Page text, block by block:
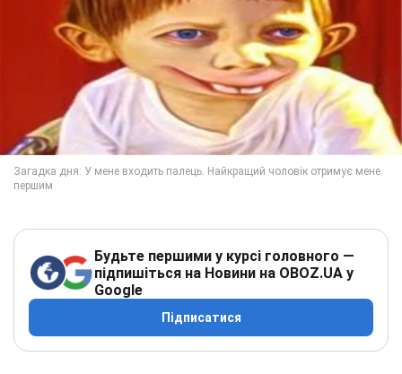
Будьте першими у курсі головного —
підпишіться на Новини на OBOZ.UA у
Google
Підписатися